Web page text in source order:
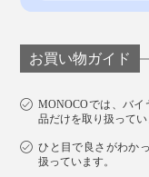
お買い物ガイド
MONOCOでは、バ
品だけを取り扱ってい
ひと目で良さがわか
扱っています。